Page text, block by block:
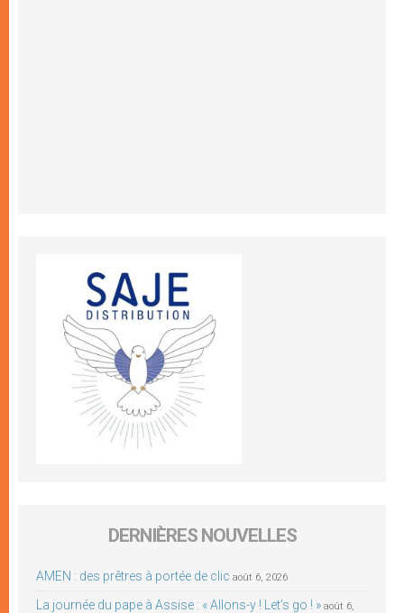
DERNIÈRES NOUVELLES
AMEN : des prêtres à portée de clic août 6, 2026
La journée du pape à Assise : « Allons-y ! Let’s go ! » août 6,